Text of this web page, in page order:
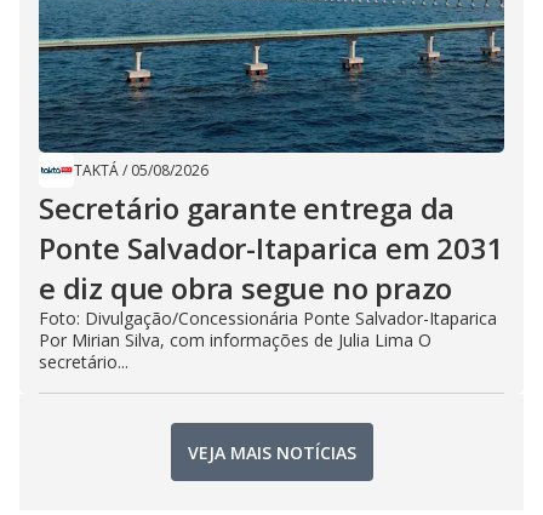
TAKTÁ/ 05/08/2026
Secretário garante entrega da
Ponte Salvador-Itaparica em 2031
e diz que obra segue no prazo
Foto: Divulgação/Concessionária Ponte Salvador-Itaparica
Por Mirian Silva, com informações de Julia Lima O
secretário...
VEJA MAIS NOTÍCIAS